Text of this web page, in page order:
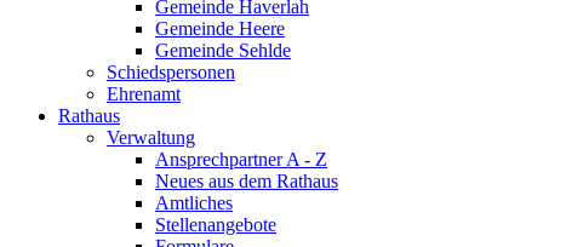
Gemeinde Haverlah
Gemeinde Heere
Gemeinde Sehlde
Schiedspersonen
Ehrenamt
Rathaus
Verwaltung
Ansprechpartner A - Z
Neues aus dem Rathaus
Amtliches
Stellenangebote